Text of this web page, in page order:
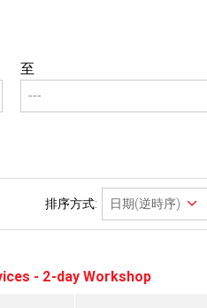
至
排序方式:
- 2-day Workshop